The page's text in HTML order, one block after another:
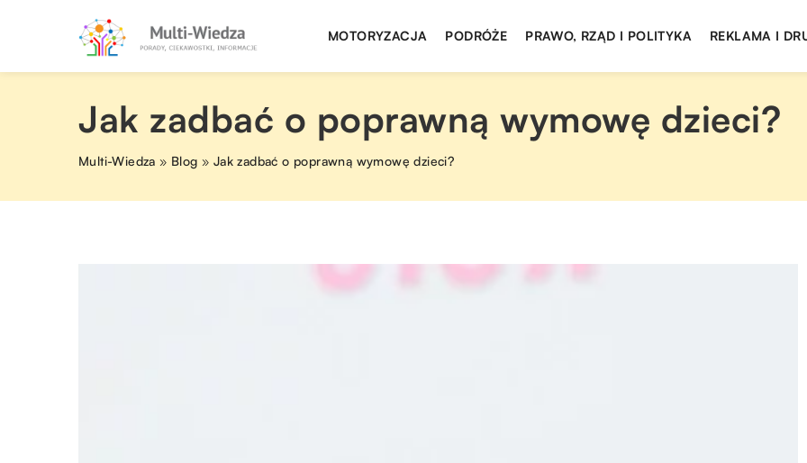
MOTORYZACJA PODRÓŻE PRAWO, RZĄD I POLITYKA REKLAMA I
Jak zadbać o poprawną wymowę dzieci?
Multi-Wiedza » Blog » Jak zadbać o poprawną wymowę dzieci?